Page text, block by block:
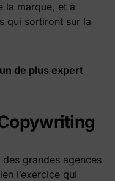
la marque, et à
qui sortiront sur la
de plus expert
grandes agences
l’exercice qui